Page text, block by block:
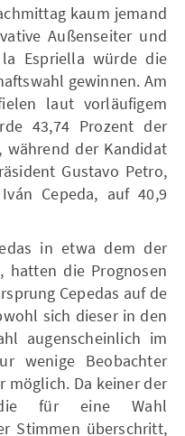
kaum jemand
Außenseiter und
Espriella würde die
gewinnen. Am
laut vorläufigem
43,74 Prozent der
während der Kandidat
Gustavo Petro,
Cepeda, auf 40,9
in etwa dem der
hatten die Prognosen
Cepedas auf de
sich dieser in den
augenscheinlich im
wenige Beobachter
möglich. Da keiner der
die für eine Wahl
Stimmen überschritt,